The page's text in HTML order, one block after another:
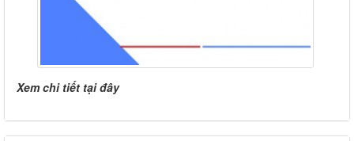
Xem chi tiết tại đây